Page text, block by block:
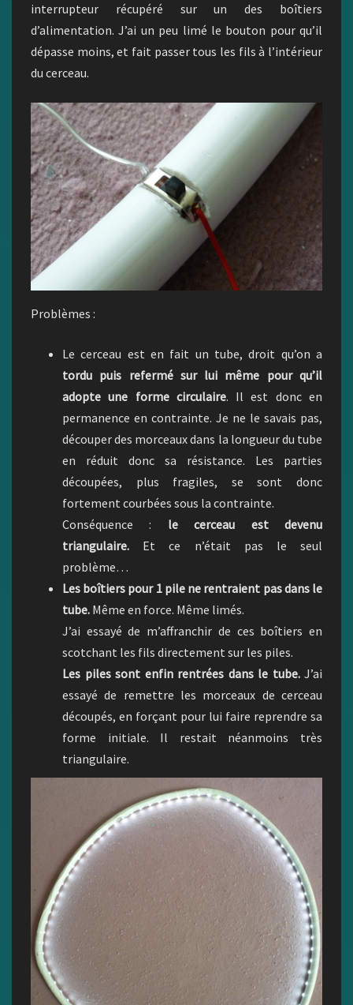
interrupteur récupéré sur un des boîtiers
d’alimentation. J’ai un peu limé le bouton pour qu’il
dépasse moins, et fait passer tous les fils à l’intérieur
du cerceau.
Problèmes :
Le cerceau est en fait un tube, droit qu’on a
tordu puis refermé sur lui même pour qu’il
adopte une forme circulaire. Il est donc en
permanence en contrainte. Je ne le savais pas,
découper des morceaux dans la longueur du tube
en réduit donc sa résistance. Les parties
découpées, plus fragiles, se sont donc
fortement courbées sous la contrainte.
Conséquence : le cerceau est devenu
triangulaire. Et ce n’était pas le seul
problème…
Les boîtiers pour 1 pile ne rentraient pas dans le
tube. Même en force. Même limés.
J’ai essayé de m’affranchir de ces boîtiers en
scotchant les fils directement sur les piles.
Les piles sont enfin rentrées dans le tube.J’ai
essayé de remettre les morceaux de cerceau
découpés, en forçant pour lui faire reprendre sa
forme initiale. Il restait néanmoins très
triangulaire.